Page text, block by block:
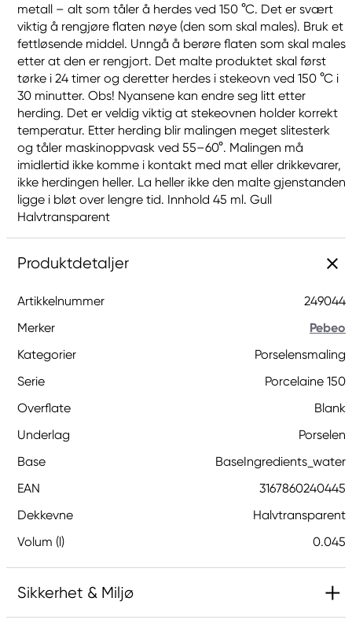
metall – alt som tåler å herdes ved 150 °C. Det er svært
viktig å rengjøre flaten nøye (den som skal males). Bruk et
fettløsende middel. Unngå å berøre flaten som skal males
etter at den er rengjort. Det malte produktet skal først
tørke i 24 timer og deretter herdes i stekeovn ved 150 °C i
30 minutter. Obs! Nyansene kan endre seg litt etter
herding. Det er veldig viktig at stekeovnen holder korrekt
temperatur. Etter herding blir malingen meget slitesterk
og tåler maskinoppvask ved 55–60°. Malingen må
imidlertid ikke komme i kontakt med mat eller drikkevarer,
ikke herdingen heller. La heller ikke den malte gjenstanden
ligge i bløt over lengre tid. Innhold 45 ml. Gull
Halvtransparent
Produktdetaljer
Artikkelnummer
249044
Merker
Pebeo
Kategorier
Porselensmaling
Serie
Porcelaine 150
Overflate
Blank
Underlag
Porselen
Base
BaseIngredients_water
EAN
3167860240445
Dekkevne
Halvtransparent
Volum (l)
0.045
Sikkerhet & Miljø